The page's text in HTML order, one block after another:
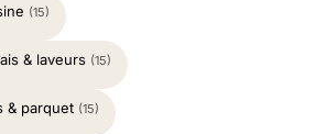
(15)
& laveurs (15)
& parquet (15)